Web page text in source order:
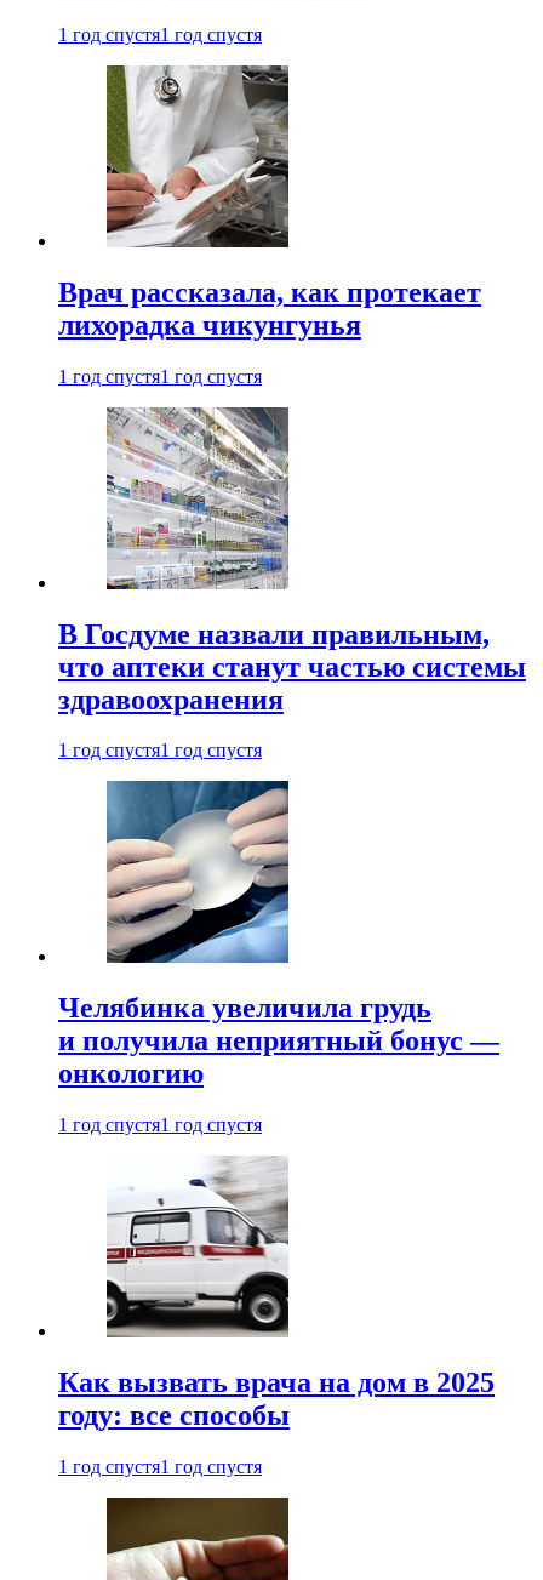
1 год спустя1 год спустя
Врач рассказала, как протекает
лихорадка чикунгунья
1 год спустя1 год спустя
В Госдуме назвали правильным,
что аптеки станут частью системы
здравоохранения
1 год спустя1 год спустя
Челябинка увеличила грудь
и получила неприятный бонус —
онкологию
1 год спустя1 год спустя
Как вызвать врача на дом в 2025
году: все способы
1 год спустя1 год спустя